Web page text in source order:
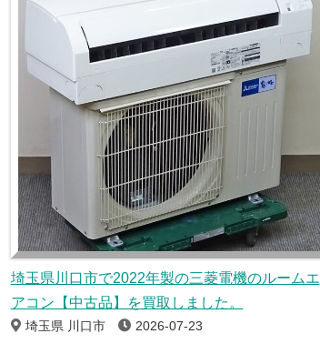
埼玉県川口市で2022年製の三菱電機のルームエ
アコン【中古品】を買取しました。
埼玉県 川口市 2026-07-23